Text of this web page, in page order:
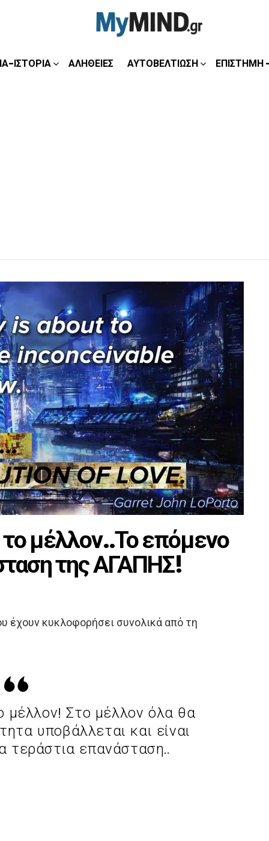
ΙΣΤΟΡΊΑ ΑΛΉΘΕΙΕΣ ΑΥΤΟΒΕΛΤΊΩΣΗ ΕΠΙΣΤΉΜΗ
το μέλλον..Το επόμενο
της ΑΓΑΠΗΣ!
έχουν κυκλοφορήσει συνολικά από τη
μέλλον! Στο μέλλον όλα θα
υποβάλλεται και είναι
τεράστια επανάσταση..